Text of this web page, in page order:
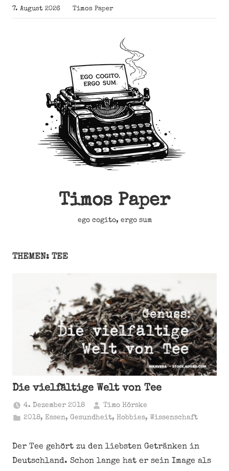
Zum
Inhalt
7. August 2026 Timos Paper
Timos Paper
ego cogito, ergo sum
THEMEN: TEE
Die vielfältige Welt von Tee
4. Dezember 2018
Timo Hörske
2018, Essen,Gesundheit,Hobbies, Wissenschaft
Der Tee gehört zu den liebsten Getränken in
Deutschland. Schon lange hat er sein Image als